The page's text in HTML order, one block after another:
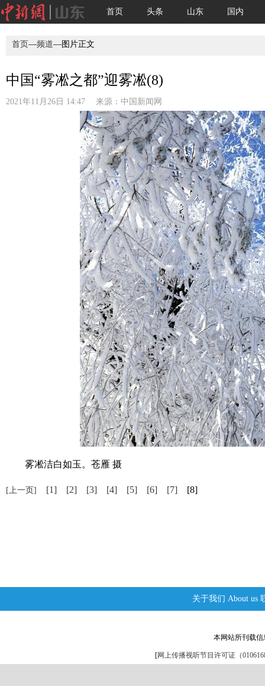
首页 头条 山东 国内
首页—频道—图片正文
中国“雾凇之都”迎雾凇(8)
2021年11月26日 14:47 来源： 中国新闻网
雾凇洁白如玉。苍雁 摄
[上一页] [1] [2] [3] [4] [5] [6] [7] [8]
关于我们 About us
本网站所刊载
[网上传播视听节目许可证（